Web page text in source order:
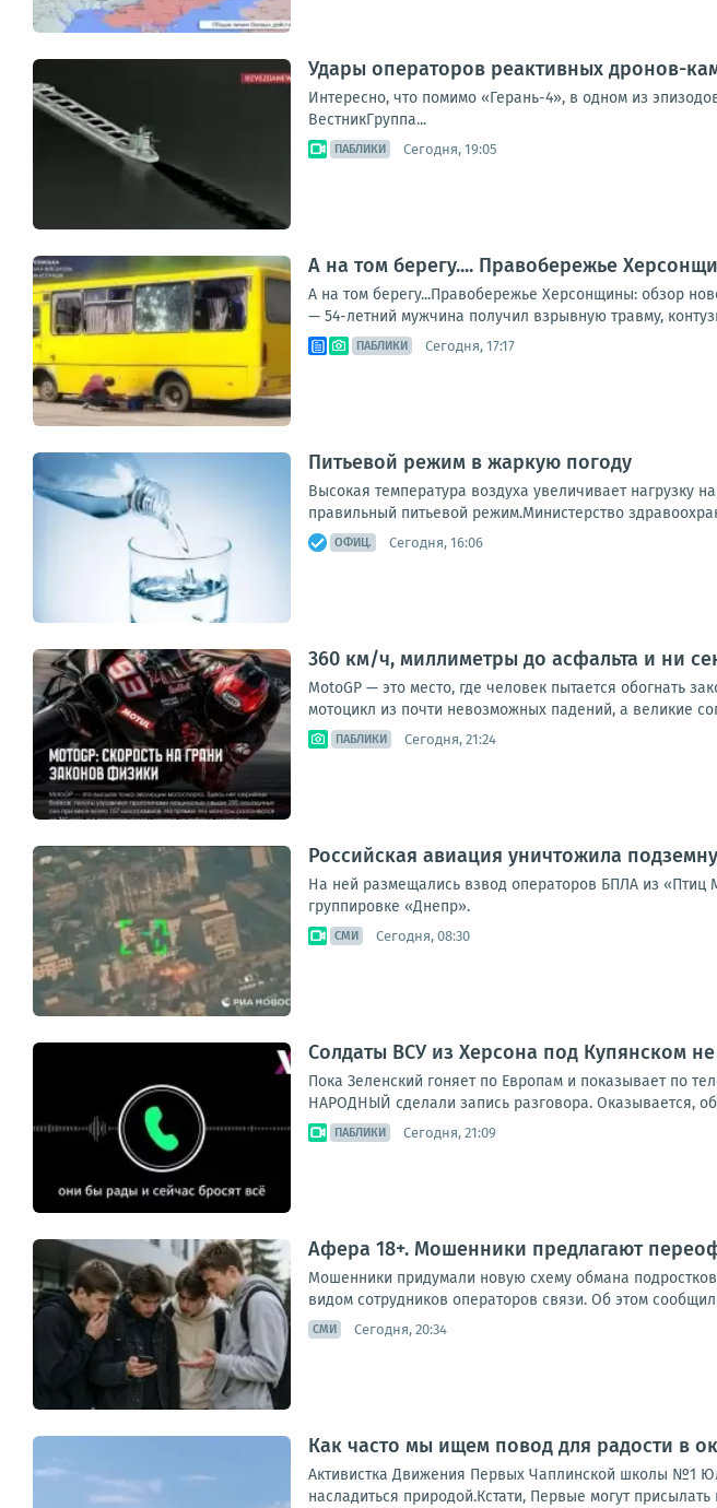
Удары операторов реактивных дронов-
Интересно, что помимо «Герань-4», в одном из
ВестникГруппа...
ПАБЛИКИ Сегодня, 19:05
А на том берегу.... Правобережье
А на том берегу...Правобережье Херсонщины: обзор
— 54-летний мужчина получил взрывную травму,
ПАБЛИКИ Сегодня, 17:17
Питьевой режим в жаркую погоду
Высокая температура воздуха увеличивает нагрузку
правильный питьевой режим.Министерство
ОФИЦ. Сегодня, 16:06
360 км/ч, миллиметры до асфальта и ни
MotoGP — это место, где человек пытается обогнать
мотоцикл из почти невозможных падений, а великие
ПАБЛИКИ Сегодня, 21:24
Российская авиация уничтожила
На ней размещались взвод операторов БПЛА из «Птиц
группировке «Днепр».
СМИ Сегодня, 08:30
Солдаты ВСУ из Херсона под Купянском не
Пока Зеленский гоняет по Европам и показывает по
НАРОДНЫЙ сделали запись разговора. Оказывается,
ПАБЛИКИ Сегодня, 21:09
Афера 18+. Мошенники предлагают
Мошенники придумали новую схему обмана
видом сотрудников операторов связи. Об этом
СМИ Сегодня, 20:34
Как часто мы ищем повод для радости в
Активистка Движения Первых Чаплинской школы №1
насладиться природой.Кстати, Первые могут